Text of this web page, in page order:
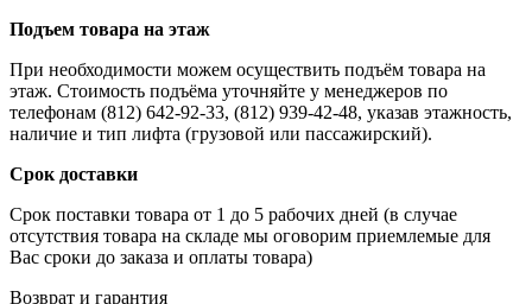
Подъем товара на этаж
При необходимости можем осуществить подъём товара на
этаж. Стоимость подъёма уточняйте у менеджеров по
телефонам (812) 642-92-33, (812) 939-42-48, указав этажность,
наличие и тип лифта (грузовой или пассажирский).
Срок доставки
Срок поставки товара от 1 до 5 рабочих дней (в случае
отсутствия товара на складе мы оговорим приемлемые для
Вас сроки до заказа и оплаты товара)
Возврат и гарантия